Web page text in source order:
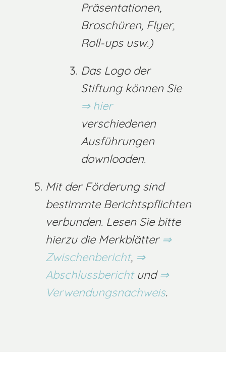
Präsentationen,
Broschüren, Flyer,
Roll-ups usw.)
Das Logo der
Stiftung können Sie
hier
verschiedenen
Ausführungen
downloaden.
Mit der Förderung sind
bestimmte Berichtspflichten
verbunden. Lesen Sie bitte
hierzu die Merkblätter
Zwischenbericht,
Abschlussberichtund
Verwendungsnachweis.